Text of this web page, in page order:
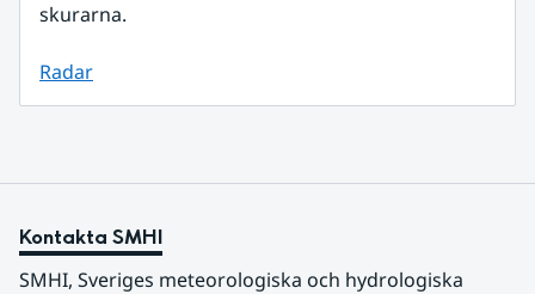
skurarna.
Radar
Kontakta SMHI
SMHI, Sveriges meteorologiska och hydrologiska